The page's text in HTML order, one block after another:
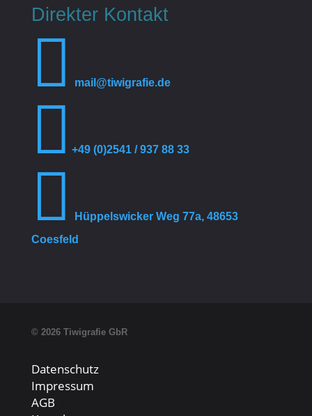
Direkter Kontakt
 mail@tiwigrafie.de
 +49 (0)2541 / 937 88 33

Hüppelswicker Weg 77a, 48653
Coesfeld
© 2026 Tiwigrafie GbR
Datenschutz
Impressum
AGB